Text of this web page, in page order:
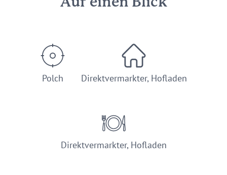
Polch Direktvermarkter, Hofladen
Direktvermarkter, Hofladen